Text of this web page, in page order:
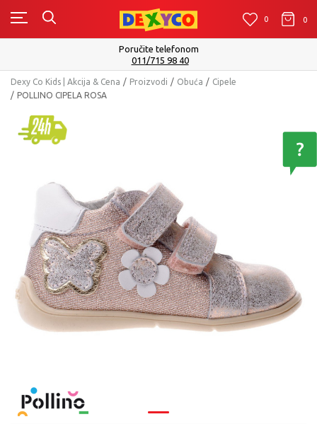
0 0 0
Isporuku možete očekivati u roku od 2 do 4 radna dana!
Pogledaj više
Dexy Co Kids | Akcija & Cena Proizvodi Obuća
Cipele
POLLINO CIPELA ROSA